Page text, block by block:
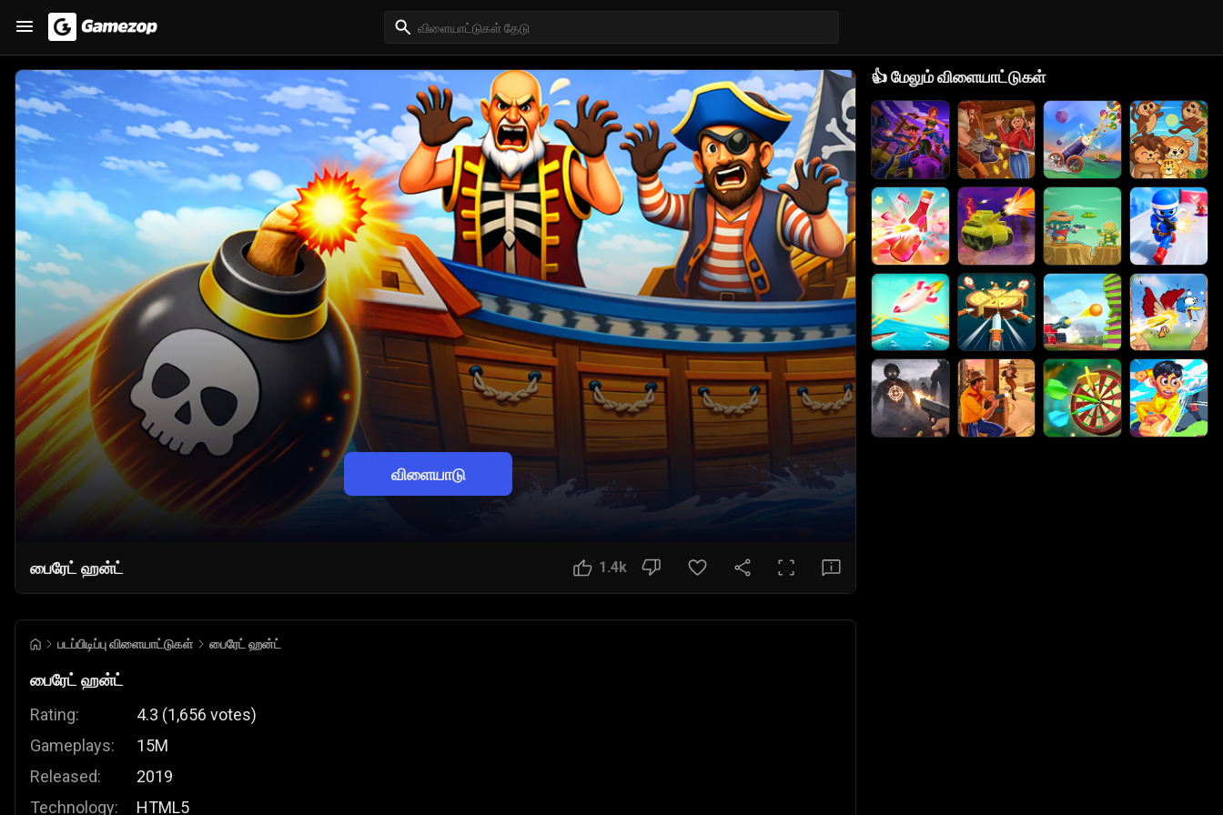
விளையாடு
பைரேட் ஹன்ட் 1.4k
படப்பிடிப்பு விளையாட்டுகள் பைரேட் ஹன்ட்
பைரேட் ஹன்ட்
Rating:
Gameplays:
Released:
Technology:
4.3 (1,656 votes)
15M
2019
HTML5
👍மேலும் விளையாட்டுகள்